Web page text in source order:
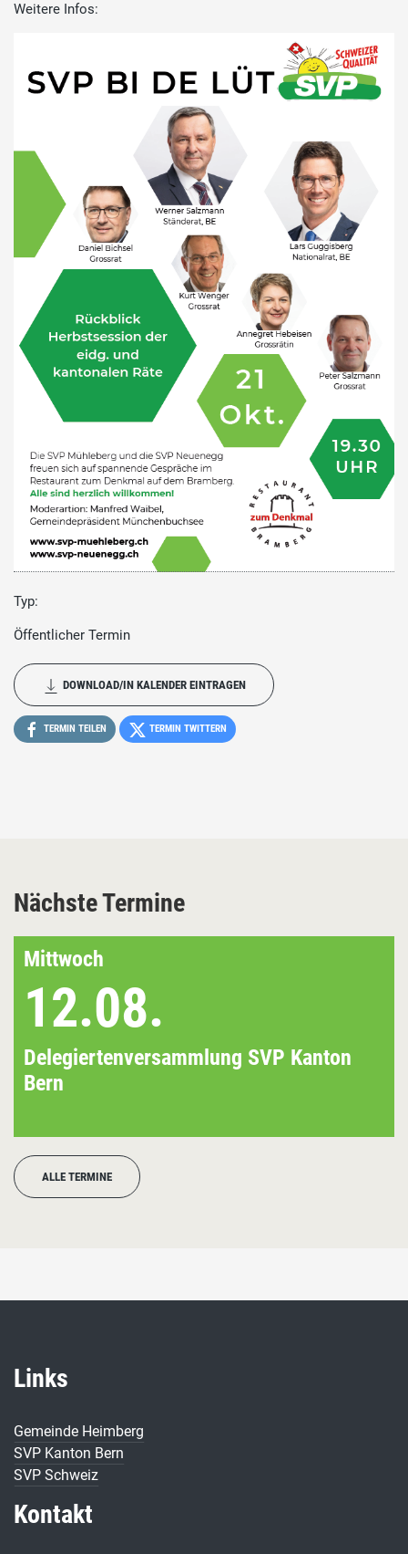
Weitere Infos:
Typ:
Öffentlicher Termin
DOWNLOAD/IN KALENDER EINTRAGEN
TERMIN TEILEN TERMIN TWITTERN
Nächste Termine
Mittwoch
12.08.
Delegiertenversammlung SVP Kanton
Bern
ALLE TERMINE
Links
Gemeinde Heimberg
SVP Kanton Bern
SVP Schweiz
Kontakt